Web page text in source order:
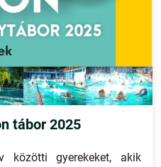
tábor 2025
gyerekeket, akik